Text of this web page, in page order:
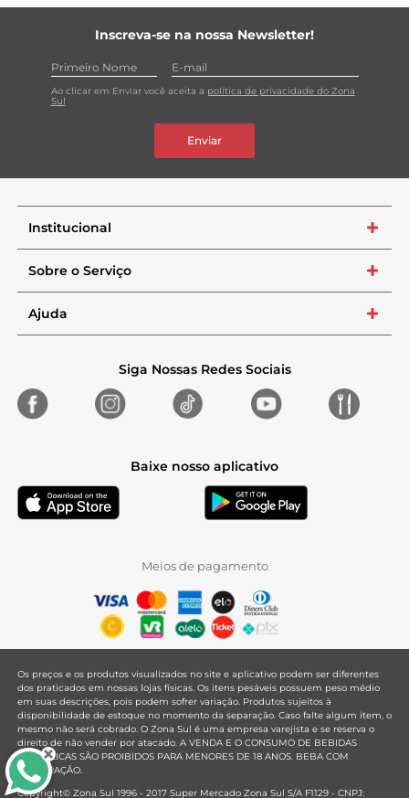
Inscreva-se na nossa Newsletter!
Ao clicar em Enviar você aceita a política de privacidade do Zona
Sul
Enviar
Institucional +
Sobre o Serviço +
Ajuda +
Siga Nossas Redes Sociais
Baixe nosso aplicativo
Meios de pagamento
Os preços e os produtos visualizados no site e aplicativo podem ser diferentes
dos praticados em nossas lojas físicas. Os itens pesáveis possuem peso médio
em suas descrições, pois podem sofrer variação. Produtos sujeitos à
disponibilidade de estoque no momento da separação. Caso falte algum item, o
mesmo não será cobrado. O Zona Sul é uma empresa varejista e se reserva o
direito de não vender por atacado. A VENDA E O CONSUMO DE BEBIDAS
ALCOÓLICAS SÃO PROIBIDOS PARA MENORES DE 18 ANOS. BEBA COM
MODERAÇÃO.
Copyright© Zona Sul 1996 - 2017 Super Mercado Zona Sul S/A F1129 - CNPJ: